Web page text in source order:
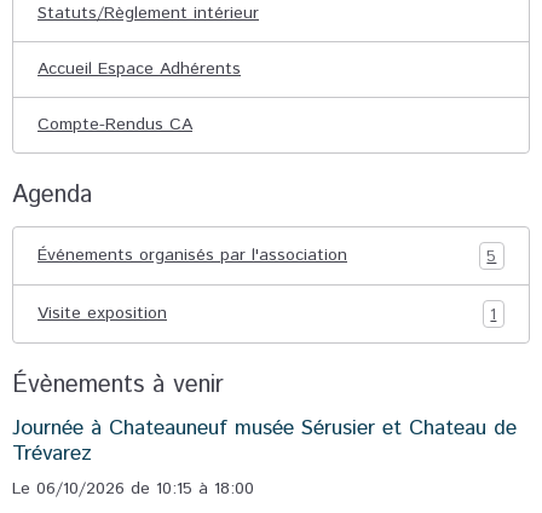
Statuts/Règlement intérieur
Accueil Espace Adhérents
Compte-Rendus CA
Agenda
Événements organisés par l'association 5
Visite exposition 1
Évènements à venir
Journée à Chateauneuf musée Sérusier et Chateau de
Trévarez
Le 06/10/2026 de 10:15 à 18:00